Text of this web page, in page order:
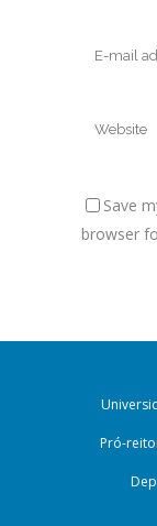
Save
browser
Pró-